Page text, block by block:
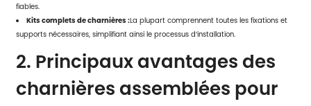
fiables.
Kits complets de charnières :La plupart comprennent toutes les fixations et
supports nécessaires, simplifiant ainsi le processus d’installation.
2. Principaux avantages des
charnières assemblées pour